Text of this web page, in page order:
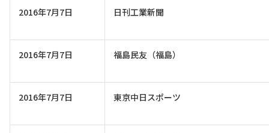
2016年7月7日 日刊工業新聞
2016年7月7日 福島民友（福島）
2016年7月7日 東京中日スポーツ